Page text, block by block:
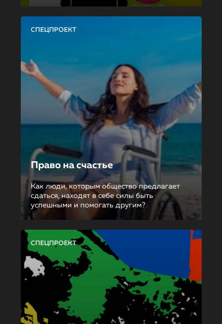
СПЕЦПРОЕКТ
Право на счастье
Как люди, которым общество предлагает
сдаться, находят в себе силы быть
успешными и помогать другим?
СПЕЦПРОЕКТ